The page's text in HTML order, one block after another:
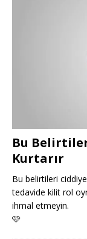
Bu
Kurtarır
Bu belirtileri
tedavide kilit rol
ihmal etmeyin.
🩷